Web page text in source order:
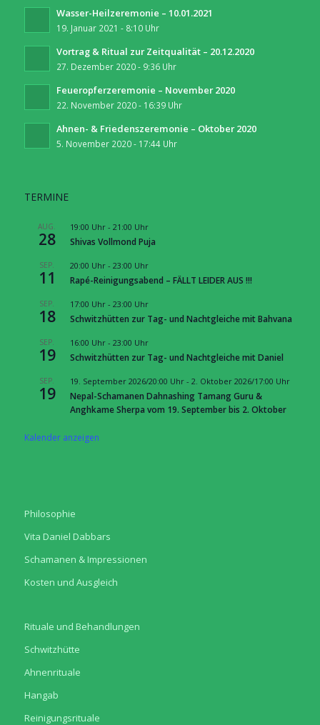
Wasser-Heilzeremonie – 10.01.2021
19. Januar 2021 - 8:10 Uhr
Vortrag & Ritual zur Zeitqualität – 20.12.2020
27. Dezember 2020 - 9:36 Uhr
Feueropferzeremonie – November 2020
22. November 2020 - 16:39 Uhr
Ahnen- & Friedenszeremonie – Oktober 2020
5. November 2020 - 17:44 Uhr
TERMINE
AUG.
28
19:00 Uhr- 21:00 Uhr
Shivas Vollmond Puja
SEP.
11
20:00 Uhr- 23:00 Uhr
Rapé-Reinigungsabend – FÄLLT LEIDER AUS !!!
SEP.
18
17:00 Uhr- 23:00 Uhr
Schwitzhütten zur Tag- und Nachtgleiche mit Bahvana
SEP.
19
16:00 Uhr- 23:00 Uhr
Schwitzhütten zur Tag- und Nachtgleiche mit Daniel
SEP.
19
19. September 2026/20:00 Uhr- 2. Oktober 2026/17:00 Uhr
Nepal-Schamanen Dahnashing Tamang Guru &
Anghkame Sherpa vom 19. September bis 2. Oktober
Kalender anzeigen
Philosophie
Vita Daniel Dabbars
Schamanen & Impressionen
Kosten und Ausgleich
Rituale und Behandlungen
Schwitzhütte
Ahnenrituale
Hangab
Reinigungsrituale